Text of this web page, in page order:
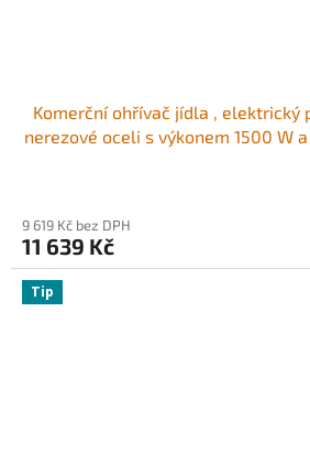
Komerční ohřívač jídla , elektrický
nerezové oceli s výkonem 1500 W
naběračkami, pro catering,
9 619 Kč bez DPH
11 639 Kč
Tip